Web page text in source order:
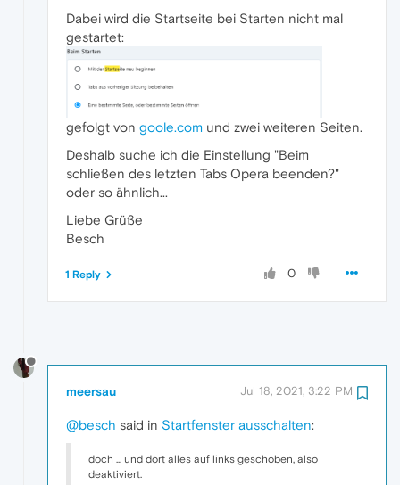
Dabei wird die Startseite bei Starten nicht mal
gestartet:
gefolgt von goole.com und zwei weiteren Seiten.
Deshalb suche ich die Einstellung "Beim
schließen des letzten Tabs Opera beenden?"
oder so ähnlich...
Liebe Grüße
Besch
0
1 Reply
meersau Jul 18, 2021, 3:22 PM
@besch said in Startfenster ausschalten:
doch ... und dort alles auf links geschoben, also
deaktiviert.